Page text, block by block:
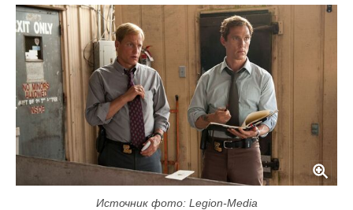
Источник фото: Legion-Media